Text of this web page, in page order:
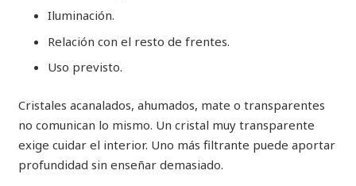
Iluminación.
Relación con el resto de frentes.
Uso previsto.
Cristales acanalados, ahumados, mate o transparentes
no comunican lo mismo. Un cristal muy transparente
exige cuidar el interior. Uno más filtrante puede aportar
profundidad sin enseñar demasiado.